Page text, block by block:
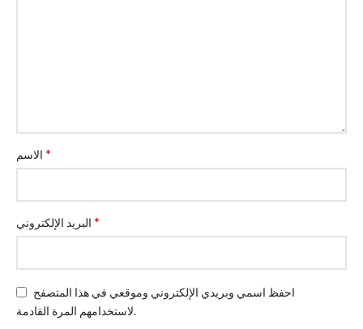
*
*
احفظ اسمي وبريدي الإلكتروني وموقعي في هذا المتصفح
لاستخدامهم المرة القادمة.